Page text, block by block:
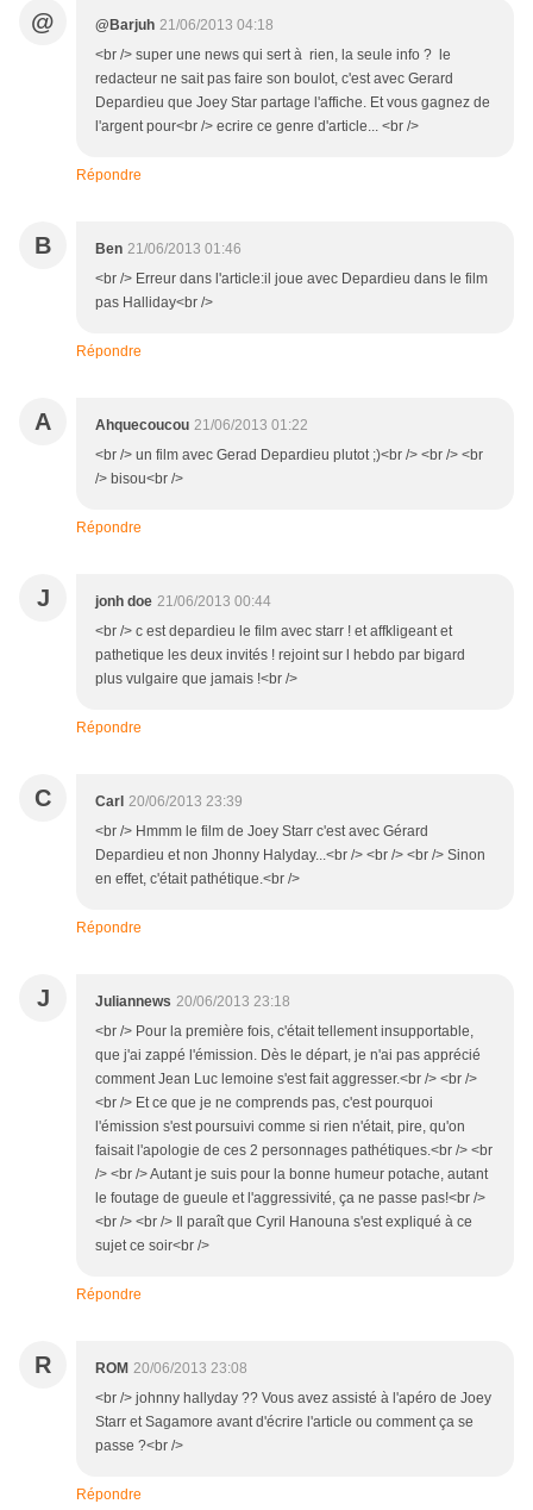
@ @Barjuh 21/06/2013 04:18
<br /> super une news qui sert à rien, la seule info ? le
redacteur ne sait pas faire son boulot, c'est avec Gerard
Depardieu que Joey Star partage l'affiche. Et vous gagnez de
l'argent pour<br /> ecrire ce genre d'article... <br />
Répondre
B Ben 21/06/2013 01:46
<br /> Erreur dans l'article:il joue avec Depardieu dans le film
pas Halliday<br />
Répondre
A Ahquecoucou 21/06/2013 01:22
<br /> un film avec Gerad Depardieu plutot ;)<br /> <br /> <br
/> bisou<br />
Répondre
J jonh doe 21/06/2013 00:44
<br /> c est depardieu le film avec starr ! et affkligeant et
pathetique les deux invités ! rejoint sur l hebdo par bigard
plus vulgaire que jamais !<br />
Répondre
C Carl 20/06/2013 23:39
<br /> Hmmm le film de Joey Starr c'est avec Gérard
Depardieu et non Jhonny Halyday...<br /> <br /> <br /> Sinon
en effet, c'était pathétique.<br />
Répondre
J Juliannews 20/06/2013 23:18
<br /> Pour la première fois, c'était tellement insupportable,
que j'ai zappé l'émission. Dès le départ, je n'ai pas apprécié
comment Jean Luc lemoine s'est fait aggresser.<br /> <br />
<br /> Et ce que je ne comprends pas, c'est pourquoi
l'émission s'est poursuivi comme si rien n'était, pire, qu'on
faisait l'apologie de ces 2 personnages pathétiques.<br /> <br
/> <br /> Autant je suis pour la bonne humeur potache, autant
le foutage de gueule et l'aggressivité, ça ne passe pas!<br />
<br /> <br /> Il paraît que Cyril Hanouna s'est expliqué à ce
sujet ce soir<br />
Répondre
R ROM 20/06/2013 23:08
<br /> johnny hallyday ?? Vous avez assisté à l'apéro de Joey
Starr et Sagamore avant d'écrire l'article ou comment ça se
passe ?<br />
Répondre